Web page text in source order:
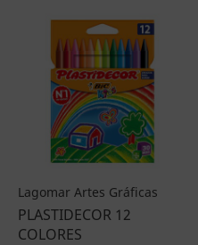
Lagomar Artes Gráficas
PLASTIDECOR 12
COLORES